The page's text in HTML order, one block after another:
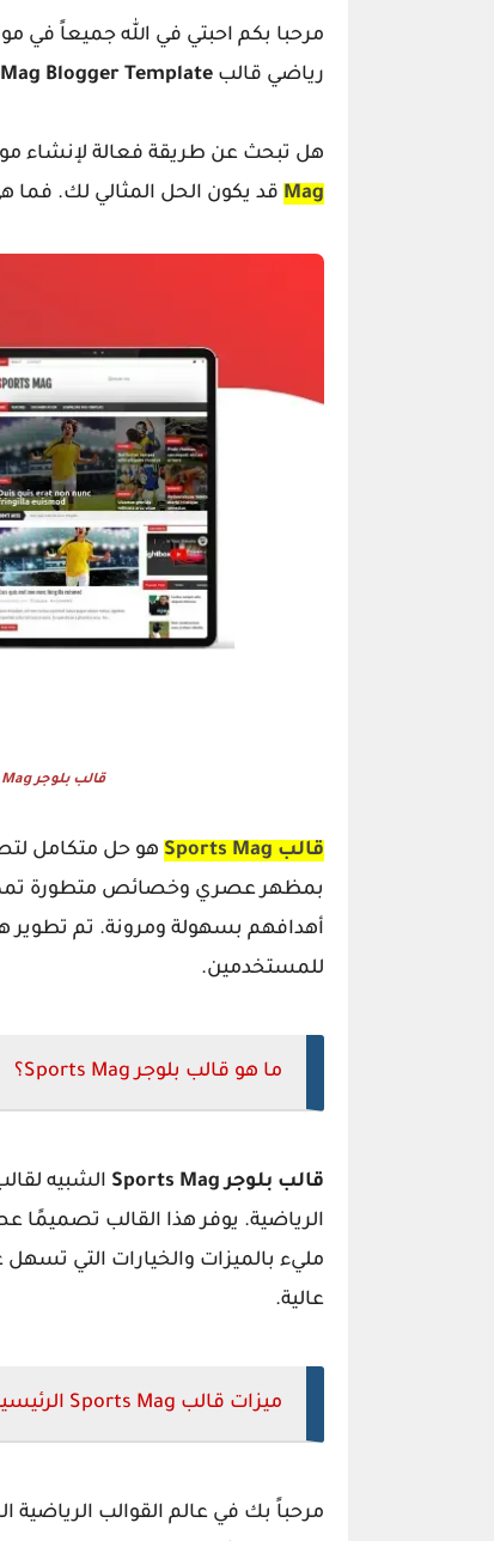
مرحبا بكم احبتي في الله جميعاً في
رياضي قالب Blogger Template
هل تبحث عن طريقة فعالة لإنشاء
Mag قد يكون الحل المثالي لك. فما
قالب بلوجر Sports Mag للرياضة - قالب احترافي لمواقع الرياضة
قالب Sports Mag
هو حل متكامل
بمظهر عصري وخصائص متطورة تمكن
أهدافهم بسهولة ومرونة. تم تطوير
للمستخدمين.
ما هو قالب بلوجر Sports Mag؟
قالب بلوجر Sports Mag الشبيه
الرياضية. يوفر هذا القالب تصميمًا
مليء بالميزات والخيارات التي
عالية.
ميزات قالب Sports Mag الرئيسية
مرحباً بك في عالم القوالب